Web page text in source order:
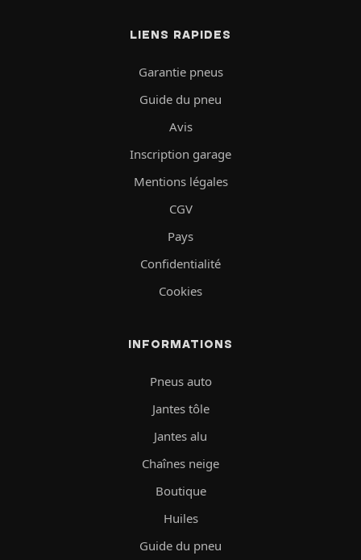
LIENS RAPIDES
Garantie pneus
Guide du pneu
Avis
Inscription garage
Mentions légales
CGV
Pays
Confidentialité
Cookies
INFORMATIONS
Pneus auto
Jantes tôle
Jantes alu
Chaînes neige
Boutique
Huiles
Guide du pneu